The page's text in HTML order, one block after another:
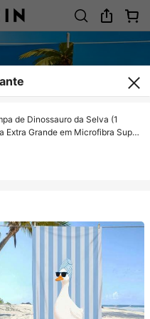
de Dinossauro da Selva (1
Extra Grande em Microfibra Super
Absorvente, Ideal para
Surfe, Ioga e Camping,
Acessórios de Praia para